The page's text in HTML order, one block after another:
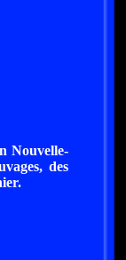
Nouvelle-
des